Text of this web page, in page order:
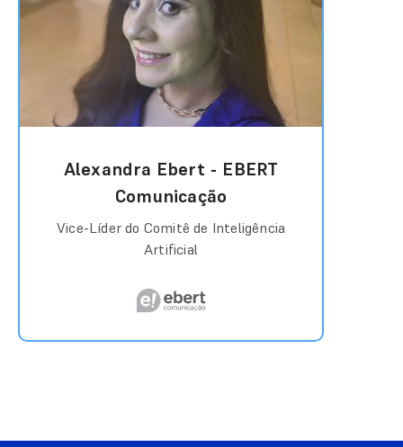
Alexandra Ebert - EBERT
Comunicação
Vice-Líder do Comitê de Inteligência
Artificial